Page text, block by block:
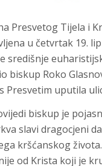
Presvetog Tijela i
u četvrtak 19.
središnje
biskup Roko
Presvetim uputila
biskup je
slavi dragocjeni
kršćanskog
od Krista koji je